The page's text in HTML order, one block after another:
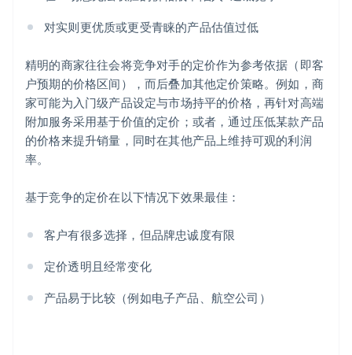
对实则更优质或更受青睐的产品估值过低
精明的商家往往会将竞争对手的定价作为参考依据（即客
户预期的价格区间），而后叠加其他定价策略。例如，商
家可能为入门级产品设定与市场持平的价格，再针对高端
附加服务采用基于价值的定价；或者，通过压低某款产品
的价格来提升销量，同时在其他产品上维持可观的利润
率。
基于竞争的定价在以下情况下效果最佳：
客户有很多选择，但品牌忠诚度有限
定价透明且经常变化
产品易于比较（例如电子产品、航空公司）